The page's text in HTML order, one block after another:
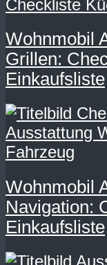
Wohnmobil
Grillen:
Einkaufsliste
Wohnmobil
Navigation:
Einkaufsliste